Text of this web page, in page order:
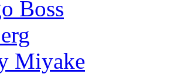
Boss
Miyake